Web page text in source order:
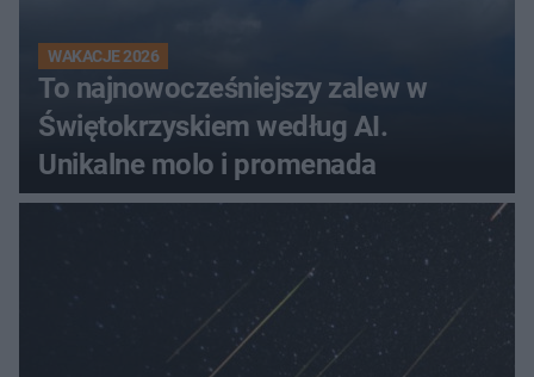
WAKACJE 2026
To najnowocześniejszy zalew w
Świętokrzyskiem według AI.
Unikalne molo i promenada